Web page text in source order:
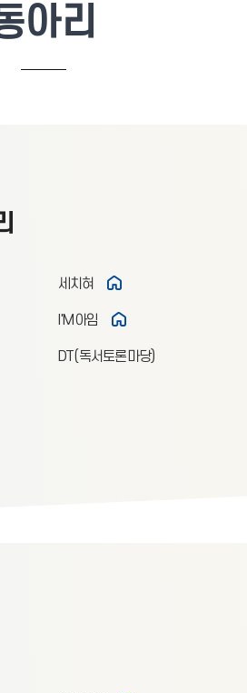
아리
세치혀
I'M아임
DT(독서토론마당)